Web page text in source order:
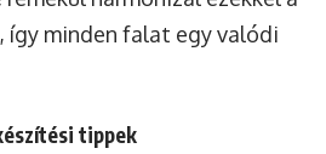
így minden falat egy valódi
tippek